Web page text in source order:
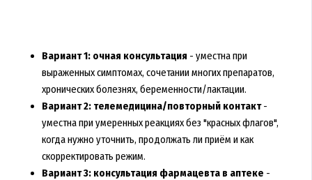
Вариант 1: очная консультация - уместна при
выраженных симптомах, сочетании многих препаратов,
хронических болезнях, беременности/лактации.
Вариант 2: телемедицина/повторный контакт-
уместна при умеренных реакциях без "красных флагов",
когда нужно уточнить, продолжать ли приём и как
скорректировать режим.
Вариант 3: консультация фармацевта в аптеке -